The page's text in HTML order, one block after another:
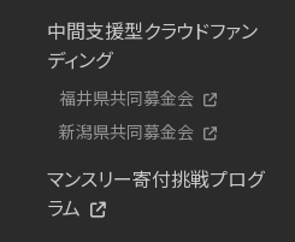
中間支援型クラウドファン
ディング
福井県共同募金会
新潟県共同募金会
マンスリー寄付挑戦プログ
ラム